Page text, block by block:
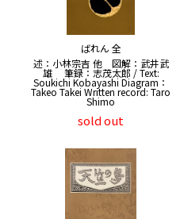
ばれん 全
述：小林宗吉 他 図解：武井武
雄 筆録：志茂太郎 / Text:
Soukichi Kobayashi Diagram：
Takeo Takei Written record: Taro
Shimo
sold out